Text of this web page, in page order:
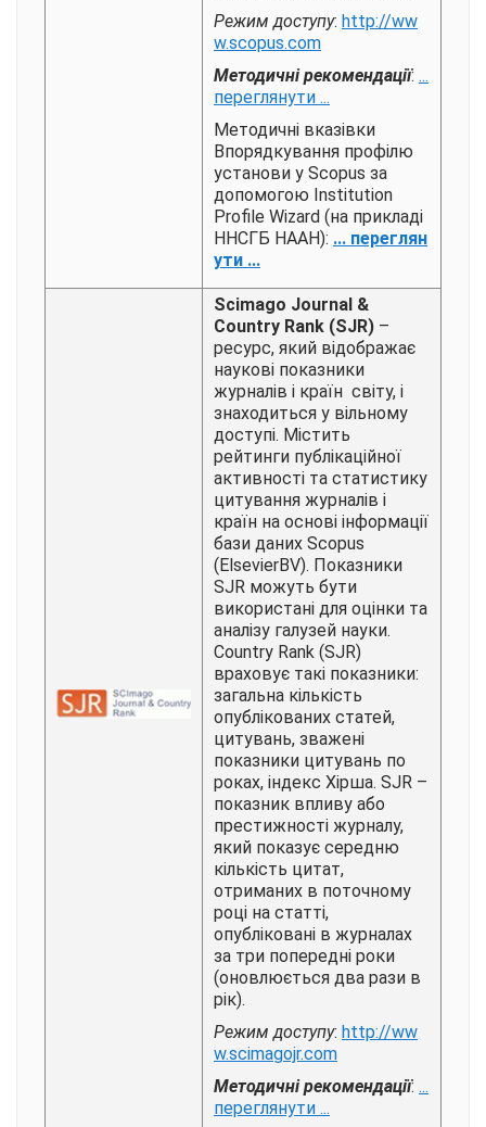
Режим доступу: http://ww
w.scopus.com
Методичні рекомендації: ...
переглянути ...
Методичні вказівки
Впорядкування профілю
установи у Scopus за
допомогою Institution
Profile Wizard (на прикладі
ННСГБ НААН): ... переглян
ути ...
Sсimago Journal &
Country Rank (SJR) –
ресурс, який відображає
наукові показники
журналів і країн світу, і
знаходиться у вільному
доступі. Містить
рейтинги публікаційної
активності та статистику
цитування журналів і
країн на основі інформації
бази даних Scopus
(ElsevierBV). Показники
SJR можуть бути
використані для оцінки та
аналізу галузей науки.
Country Rank (SJR)
враховує такі показники:
загальна кількість
опублікованих статей,
цитувань, зважені
показники цитувань по
роках, індекс Хірша. SJR –
показник впливу або
престижності журналу,
який показує середню
кількість цитат,
отриманих в поточному
році на статті,
опубліковані в журналах
за три попередні роки
(оновлюється два рази в
рік).
Режим доступу: http://ww
w.scimagojr.com
Методичні рекомендації: ...
переглянути ...